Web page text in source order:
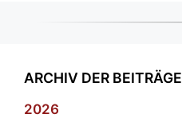
ARCHIV DER BEITRÄGE
2026